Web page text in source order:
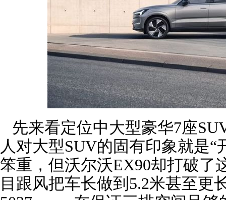
先来看定位中大型豪华7座
人对大型SUV的固有印象就是
笨重，但沃尔沃EX90却打破了
目跟风把车长做到5.2米甚至更